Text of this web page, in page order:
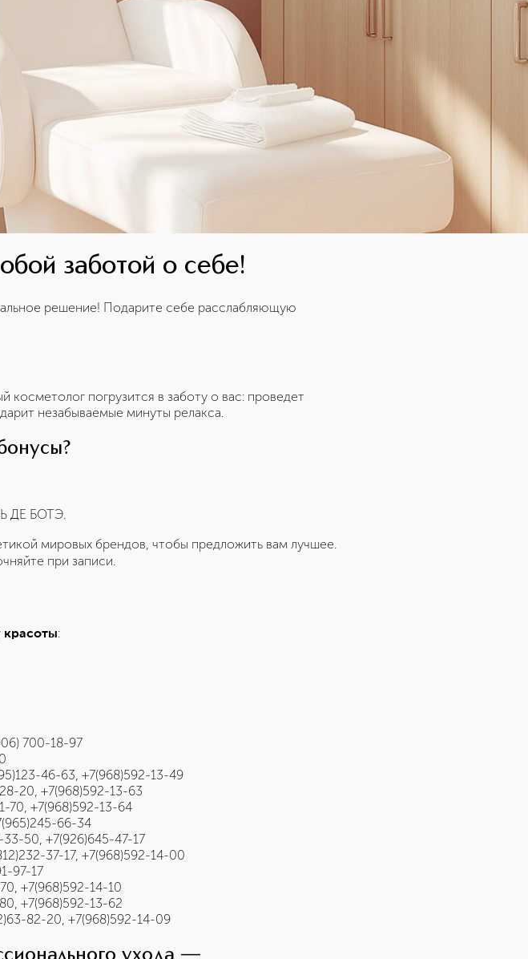
заботой о себе!
решение! Подарите себе расслабляющую
косметолог погрузится в заботу о вас: проведет
незабываемые минуты релакса.
ДЕ БОТЭ.
мировых брендов, чтобы предложить вам лучшее.
при записи.
красоты:
700-18-97
46-63, +7(968)592-13-49
20, +7(968)592-13-63
70, +7(968)592-13-64
66-34
50, +7(926)645-47-17
37-17, +7(968)592-14-00
97-17
+7(968)592-14-10
+7(968)592-13-62
82-20, +7(968)592-14-09